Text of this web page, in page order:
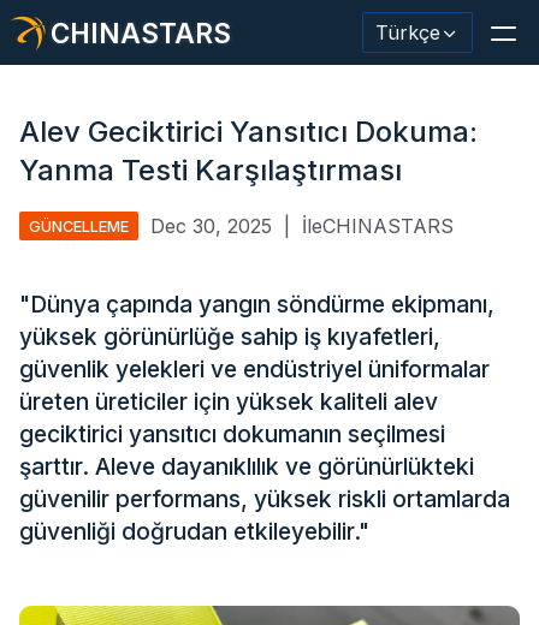
CHINASTARS Türkçe
Güvenlik Kıyafetleri
Karanlıkta Parlayan Malzeme
Endüstriyel Yıkama Trimi
CHINASTARS Hakkında
Yeni ürün
Katalog
Alev Geciktirici Yansıtıcı Dokuma:
Yanma Testi Karşılaştırması
GÜNCELLEME Dec 30, 2025 İleCHINASTARS
"Dünya çapında yangın söndürme ekipmanı,
yüksek görünürlüğe sahip iş kıyafetleri,
güvenlik yelekleri ve endüstriyel üniformalar
üreten üreticiler için yüksek kaliteli alev
geciktirici yansıtıcı dokumanın seçilmesi
şarttır. Aleve dayanıklılık ve görünürlükteki
güvenilir performans, yüksek riskli ortamlarda
güvenliği doğrudan etkileyebilir."